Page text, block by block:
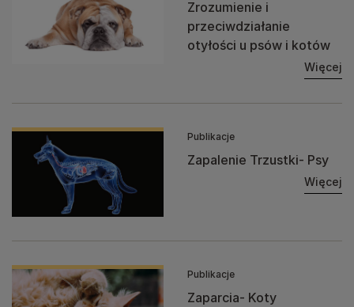
Zrozumienie i
przeciwdziałanie
otyłości u psów i kotów
Więcej
Publikacje
Zapalenie Trzustki- Psy
Więcej
Publikacje
Zaparcia- Koty